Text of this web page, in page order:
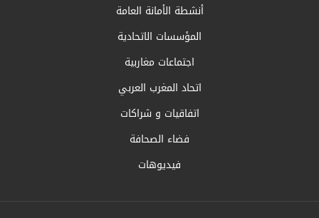
أنشطة الأمانة العامة
المؤسسات الاتحادية
اجتماعات مغاربية
اتحاد المغرب العربي
اتفاقيات و شراكات
فضاء الصحافة
فيديوهات